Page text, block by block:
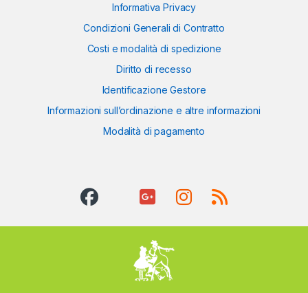
Informativa Privacy
Condizioni Generali di Contratto
Costi e modalità di spedizione
Diritto di recesso
Identificazione Gestore
Informazioni sull’ordinazione e altre informazioni
Modalità di pagamento